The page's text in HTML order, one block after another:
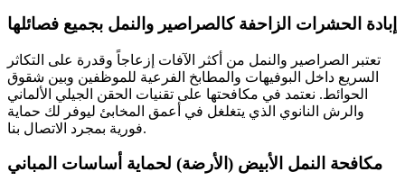
إبادة الحشرات الزاحفة كالصراصير والنمل بجميع فصائلها
تعتبر الصراصير والنمل من أكثر الآفات إزعاجاً وقدرة على التكاثر
السريع داخل البوفيهات والمطابخ الفرعية للموظفين وبين شقوق
الحوائط. نعتمد في مكافحتها على تقنيات الحقن الجيلي الألماني
والرش النانوي الذي يتغلغل في أعمق المخابئ ليوفر لك حماية
فورية بمجرد الاتصال بنا.
مكافحة النمل الأبيض (الأرضة) لحماية أساسات المباني